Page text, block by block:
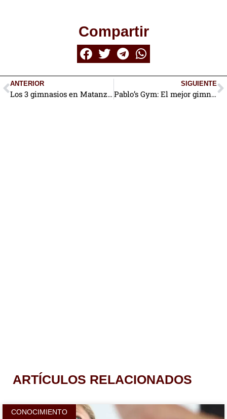
Compartir
ANTERIOR
Los 3 gimnasios en Matanzas más populares
SIGUIENTE
Pablo’s Gym: El mejor gimnasio de Lawton
ARTÍCULOS RELACIONADOS
CONOCIMIENTO